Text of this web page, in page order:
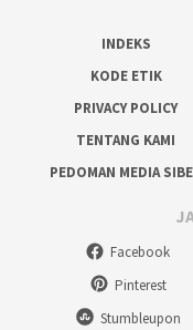
INDEKS
KODE ETIK
PRIVACY POLICY
TENTANG KAMI
PEDOMAN MEDIA
Facebook
Pinterest
Stumbleupon